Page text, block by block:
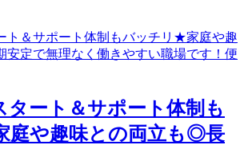
タート＆サポート体制も
庭や趣味との両立も◎長